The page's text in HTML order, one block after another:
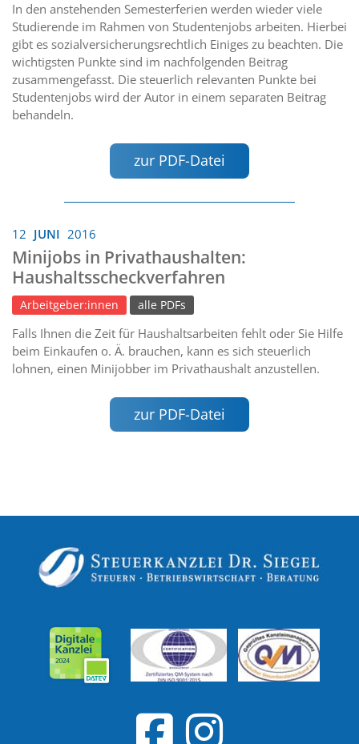
In den anstehenden Semesterferien werden wieder viele
Studierende im Rahmen von Studentenjobs arbeiten. Hierbei
gibt es sozialversicherungsrechtlich Einiges zu beachten. Die
wichtigsten Punkte sind im nachfolgenden Beitrag
zusammengefasst. Die steuerlich relevanten Punkte bei
Studentenjobs wird der Autor in einem separaten Beitrag
behandeln.
zur PDF-Datei
12 JUNI 2016
Minijobs in Privathaushalten:
Haushaltsscheckverfahren
Arbeitgeber:innen alle PDFs
Falls Ihnen die Zeit für Haushaltsarbeiten fehlt oder Sie Hilfe
beim Einkaufen o. Ä. brauchen, kann es sich steuerlich
lohnen, einen Minijobber im Privathaushalt anzustellen.
zur PDF-Datei